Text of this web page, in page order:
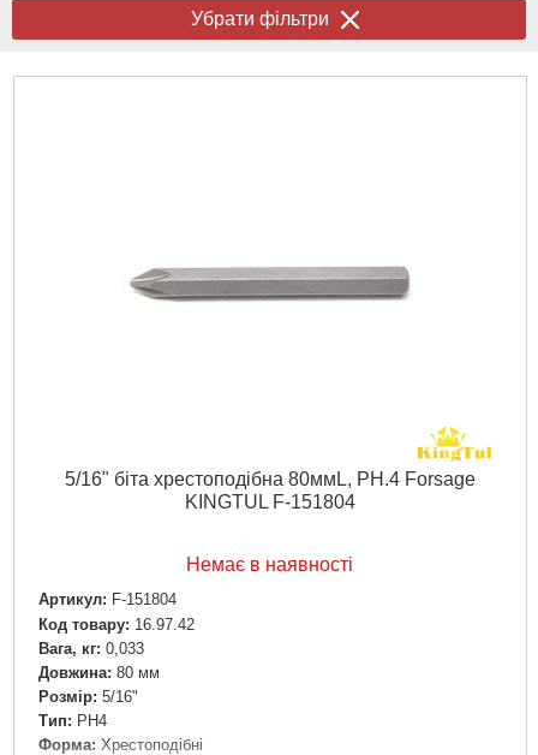
Убрати фільтри
5/16" біта хрестоподібна 80ммL, PH.4 Forsage
KINGTUL F-151804
Немає в наявності
Артикул: F-151804
Код товару: 16.97.42
Вага, кг: 0,033
Довжина: 80 мм
Розмір: 5/16"
Тип: PH4
Форма: Хрестоподібні